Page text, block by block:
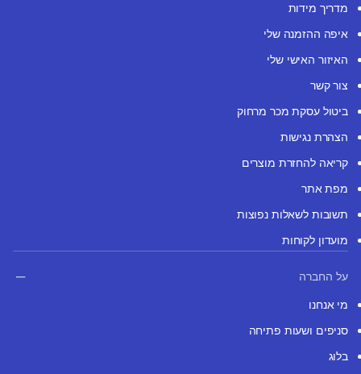
מדריך מידות
איפה ההזמנה שלי
האיזור האישי שלי
צור קשר
ביטול עסקת מכר מרחוק
הצהרת נגישות
קריאה להחזרת מוצרים
מפת אתר
תשובות לשאלות נפוצות
מועדון לקוחות
על החברה
מי אנחנו
סניפים ושעות פתיחה
בלוג